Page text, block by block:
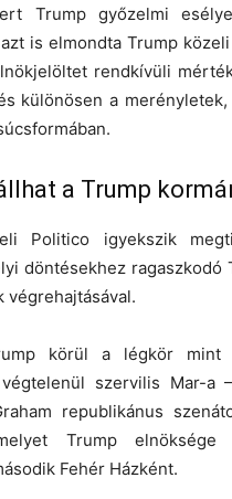
Trump győzelmi
is elmondta Trump
rendkívüli
különösen a
a Trump
Politico igyekszik
döntésekhez ragaszkodó
végrehajtásával.
körül a légkör mint
szervilis Mar-a
republikánus
Trump elnöksége
Fehér Házként.